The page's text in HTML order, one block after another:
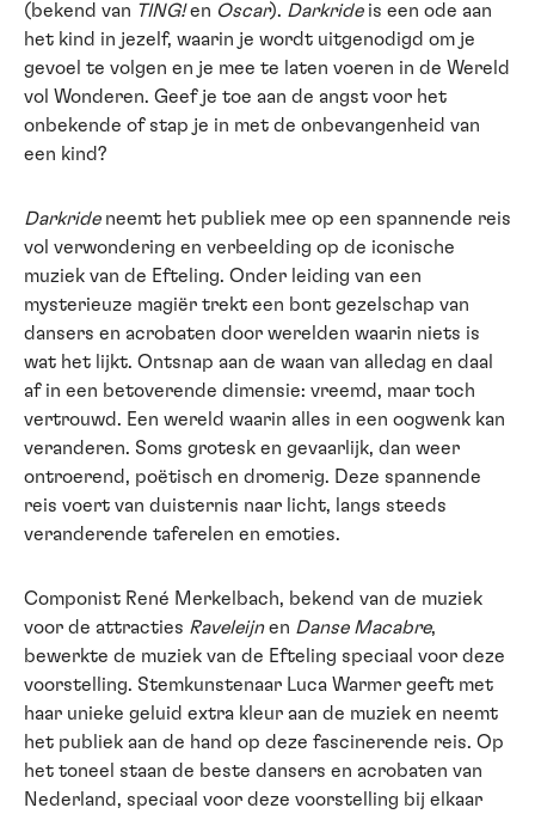
(bekend van TING!en Oscar). Darkride is een ode aan
het kind in jezelf, waarin je wordt uitgenodigd om je
gevoel te volgen en je mee te laten voeren in de Wereld
vol Wonderen. Geef je toe aan de angst voor het
onbekende of stap je in met de onbevangenheid van
een kind?
Darkrideneemt het publiek mee op een spannende reis
vol verwondering en verbeelding op de iconische
muziek van de Efteling. Onder leiding van een
mysterieuze magiër trekt een bont gezelschap van
dansers en acrobaten door werelden waarin niets is
wat het lijkt. Ontsnap aan de waan van alledag en daal
af in een betoverende dimensie: vreemd, maar toch
vertrouwd. Een wereld waarin alles in een oogwenk kan
veranderen. Soms grotesk en gevaarlijk, dan weer
ontroerend, poëtisch en dromerig. Deze spannende
reis voert van duisternis naar licht, langs steeds
veranderende taferelen en emoties.
Componist René Merkelbach, bekend van de muziek
voor de attracties Raveleijnen Danse Macabre,
bewerkte de muziek van de Efteling speciaal voor deze
voorstelling. Stemkunstenaar Luca Warmer geeft met
haar unieke geluid extra kleur aan de muziek en neemt
het publiek aan de hand op deze fascinerende reis. Op
het toneel staan de beste dansers en acrobaten van
Nederland, speciaal voor deze voorstelling bij elkaar